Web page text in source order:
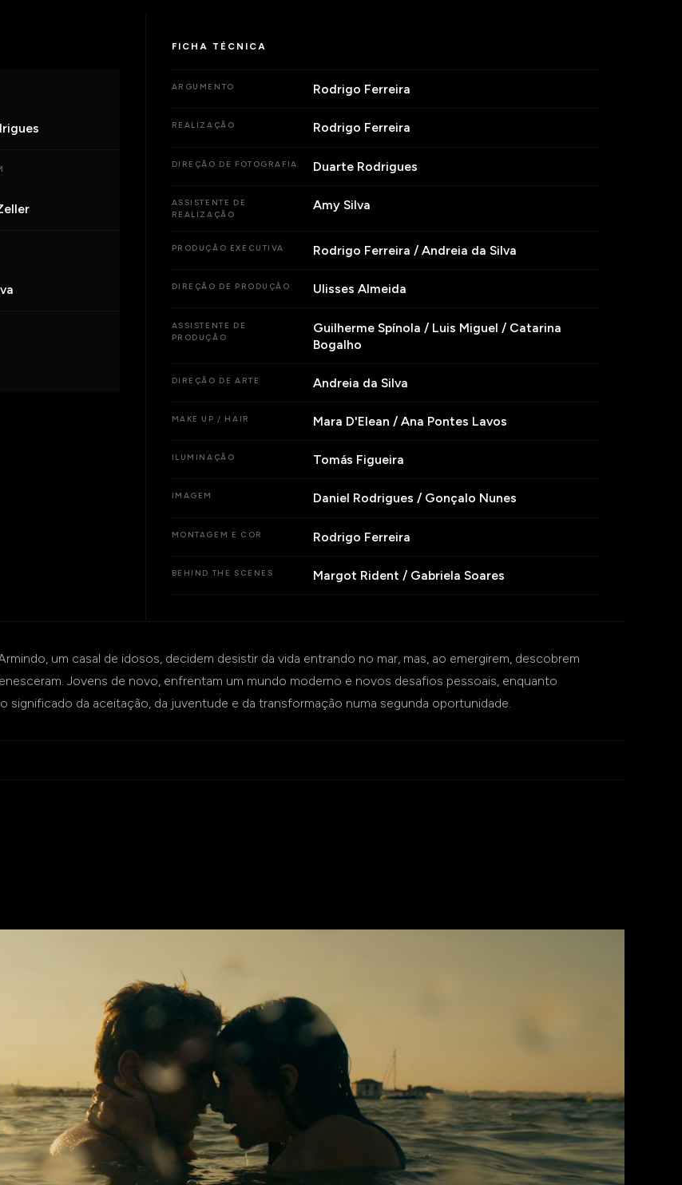
FICHA TÉCNICA
ARGUMENTO Rodrigo Ferreira
REALIZAÇÃO Rodrigo Ferreira
DIREÇÃO DE FOTOGRAFIA Duarte Rodrigues
ASSISTENTE DE
REALIZAÇÃO
Amy Silva
PRODUÇÃO EXECUTIVA Rodrigo Ferreira / Andreia da Silva
DIREÇÃO DE PRODUÇÃO Ulisses Almeida
ASSISTENTE DE
PRODUÇÃO
Guilherme Spínola / Luis Miguel / Catarina
Bogalho
DIREÇÃO DE ARTE Andreia da Silva
MAKE UP / HAIR Mara D'Elean / Ana Pontes Lavos
ILUMINAÇÃO Tomás Figueira
IMAGEM Daniel Rodrigues / Gonçalo Nunes
MONTAGEM E COR Rodrigo Ferreira
BEHIND THE SCENES Margot Rident / Gabriela Soares
um casal de idosos, decidem desistir da vida entrando no mar, mas, ao emergirem, descobrem
Jovens de novo, enfrentam um mundo moderno e novos desafios pessoais, enquanto
significado da aceitação, da juventude e da transformação numa segunda oportunidade.